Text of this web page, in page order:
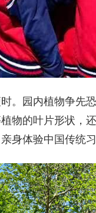
。园内植物争先
物的叶片形状，
身体验中国传统习